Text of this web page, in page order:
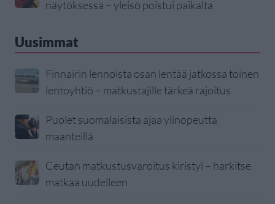
näytöksessä – yleisö poistui paikalta
Uusimmat
Finnairin lennoista osan lentää jatkossa toinen
lentoyhtiö – matkustajille tärkeä rajoitus
Puolet suomalaisista ajaa ylinopeutta
maanteillä
Ceutan matkustusvaroitus kiristyi – harkitse
matkaa uudelleen